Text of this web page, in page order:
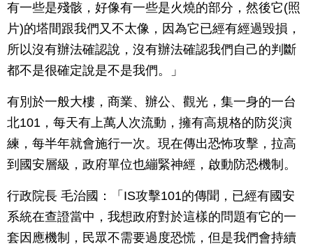
有一些是殘骸，好像有一些是火燒的部分，然後它(照
片)的塔間跟我們又不太像，因為它已經有經過毀損，
所以沒有辦法確認說，沒有辦法確認我們自己的判斷
都不是很確定說是不是我們。」
有別於一般大樓，商業、辦公、觀光，集一身的一台
北101，每天有上萬人次流動，擁有高規格的防災演
練，每半年就會施行一次。現在傳出恐怖攻擊，拉高
到國安層級，政府單位也繃緊神經，啟動防恐機制。
行政院長 毛治國：「IS攻擊101的傳聞，已經有國安
系統在查證當中，我想政府對於這樣的問題有它的一
套因應機制，民眾不需要過度恐慌，但是我們會持續